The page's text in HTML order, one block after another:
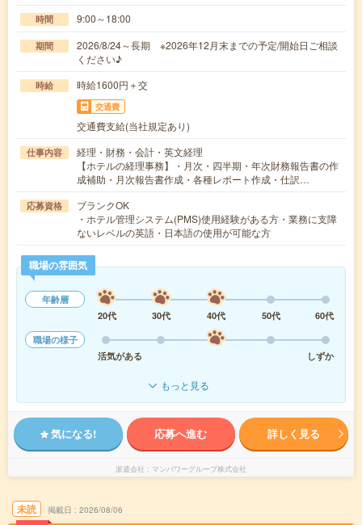
時間 9:00～18:00
期間
2026/8/24～長期 ※2026年12月末までの予定/開始日ご相談
ください♪
時給 時給1600円＋交
交通費
交通費支給(当社規定あり)
仕事内容
経理・財務・会計・英文経理
【ホテルの経理事務】・月次・四半期・年次財務報告書の作
成補助・月次報告書作成・各種レポート作成・仕訳…
応募資格
ブランクOK
・ホテル管理システム(PMS)使用経験がある方・業務に支障
ないレベルの英語・日本語の使用が可能な方
職場の雰囲気
年齢層
20代
30代 40代 50代
60代
職場の様子
活気がある
しずか
もっと見る
気になる! 応募へ進む 詳しく見る
派遣会社 マンパワーグループ株式会社
未読 掲載日 2026/08/06